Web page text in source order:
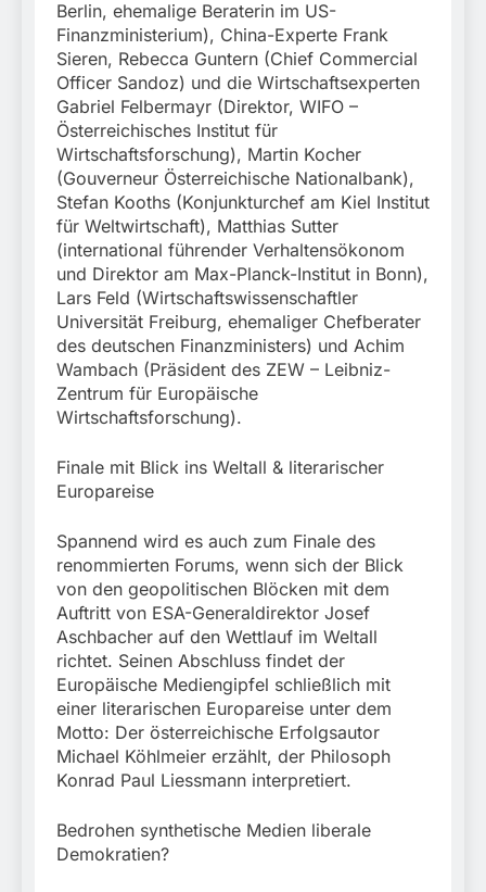
Berlin, ehemalige Beraterin im US-
Finanzministerium), China-Experte Frank
Sieren, Rebecca Guntern (Chief Commercial
Officer Sandoz) und die Wirtschaftsexperten
Gabriel Felbermayr (Direktor, WIFO –
Österreichisches Institut für
Wirtschaftsforschung), Martin Kocher
(Gouverneur Österreichische Nationalbank),
Stefan Kooths (Konjunkturchef am Kiel Institut
für Weltwirtschaft), Matthias Sutter
(international führender Verhaltensökonom
und Direktor am Max-Planck-Institut in Bonn),
Lars Feld (Wirtschaftswissenschaftler
Universität Freiburg, ehemaliger Chefberater
des deutschen Finanzministers) und Achim
Wambach (Präsident des ZEW – Leibniz-
Zentrum für Europäische
Wirtschaftsforschung).
Finale mit Blick ins Weltall & literarischer
Europareise
Spannend wird es auch zum Finale des
renommierten Forums, wenn sich der Blick
von den geopolitischen Blöcken mit dem
Auftritt von ESA-Generaldirektor Josef
Aschbacher auf den Wettlauf im Weltall
richtet. Seinen Abschluss findet der
Europäische Mediengipfel schließlich mit
einer literarischen Europareise unter dem
Motto: Der österreichische Erfolgsautor
Michael Köhlmeier erzählt, der Philosoph
Konrad Paul Liessmann interpretiert.
Bedrohen synthetische Medien liberale
Demokratien?